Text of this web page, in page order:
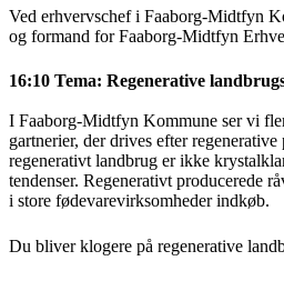
Ved erhvervschef i Faaborg-Midtfyn
og formand for Faaborg-Midtfyn
16:10 Tema: Regenerative
I Faaborg-Midtfyn Kommune ser vi
gartnerier, der drives efter
regenerativt landbrug er ikke
tendenser. Regenerativt producerede
i store fødevarevirksomheder indkøb.
Du bliver klogere på regenerative